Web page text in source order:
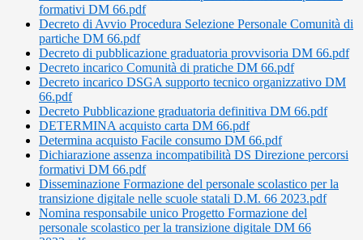
formativi DM 66.pdf
Decreto di Avvio Procedura Selezione Personale Comunità di
partiche DM 66.pdf
Decreto di pubblicazione graduatoria provvisoria DM 66.pdf
Decreto incarico Comunità di pratiche DM 66.pdf
Decreto incarico DSGA supporto tecnico organizzativo DM
66.pdf
Decreto Pubblicazione graduatoria definitiva DM 66.pdf
DETERMINA acquisto carta DM 66.pdf
Determina acquisto Facile consumo DM 66.pdf
Dichiarazione assenza incompatibilità DS Direzione percorsi
formativi DM 66.pdf
Disseminazione Formazione del personale scolastico per la
transizione digitale nelle scuole statali D.M. 66 2023.pdf
Nomina responsabile unico Progetto Formazione del
personale scolastico per la transizione digitale DM 66